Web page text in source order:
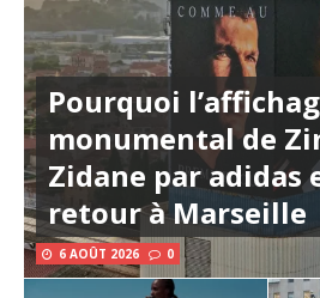
Pourquoi
monumental de
Zidane par adidas
retour à Marseille
6 AOÛT 2026 0